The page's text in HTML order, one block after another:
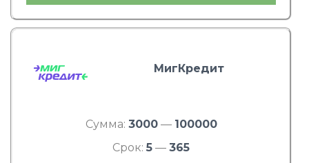
МигКредит
Сумма: 3000— 100000
Срок: 5 — 365